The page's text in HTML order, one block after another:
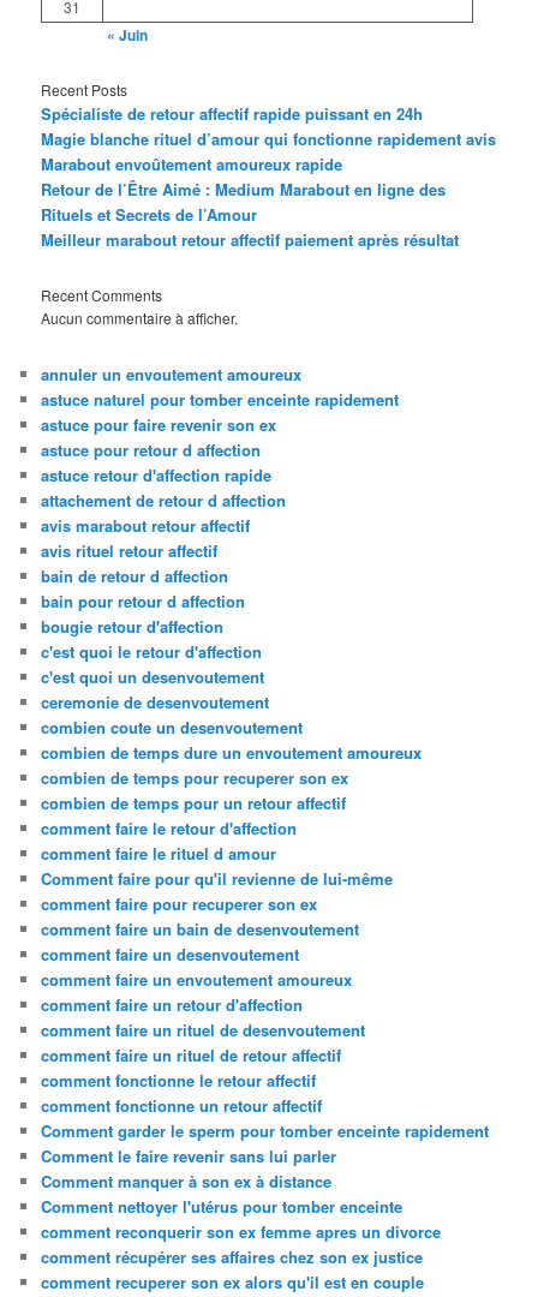
31
« Juin
Recent Posts
Spécialiste de retour affectif rapide puissant en 24h
Magie blanche rituel d’amour qui fonctionne rapidement avis
Marabout envoûtement amoureux rapide
Retour de l’Être Aimé : Medium Marabout en ligne des
Rituels et Secrets de l’Amour
Meilleur marabout retour affectif paiement après résultat
Recent Comments
Aucun commentaire à afficher.
annuler un envoutement amoureux
astuce naturel pour tomber enceinte rapidement
astuce pour faire revenir son ex
astuce pour retour d affection
astuce retour d'affection rapide
attachement de retour d affection
avis marabout retour affectif
avis rituel retour affectif
bain de retour d affection
bain pour retour d affection
bougie retour d'affection
c'est quoi le retour d'affection
c'est quoi un desenvoutement
ceremonie de desenvoutement
combien coute un desenvoutement
combien de temps dure un envoutement amoureux
combien de temps pour recuperer son ex
combien de temps pour un retour affectif
comment faire le retour d'affection
comment faire le rituel d amour
Comment faire pour qu'il revienne de lui-même
comment faire pour recuperer son ex
comment faire un bain de desenvoutement
comment faire un desenvoutement
comment faire un envoutement amoureux
comment faire un retour d'affection
comment faire un rituel de desenvoutement
comment faire un rituel de retour affectif
comment fonctionne le retour affectif
comment fonctionne un retour affectif
Comment garder le sperm pour tomber enceinte rapidement
Comment le faire revenir sans lui parler
Comment manquer à son ex à distance
Comment nettoyer l'utérus pour tomber enceinte
comment reconquerir son ex femme apres un divorce
comment récupérer ses affaires chez son ex justice
comment recuperer son ex alors qu'il est en couple